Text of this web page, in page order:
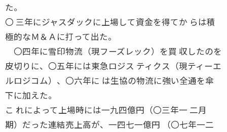
た。
〇 三年にジャスダックに上場して資金を得てか らは積
極的なＭ＆Ａに打って出た。
〇四年に雪印物流（現フーズレック）を買 収したのを
皮切りに、〇五年には東急ロジス ティクス（現ティーエ
ルロジコム）、〇六年に は生協の物流に強い全通を傘
下に加えた。
こ れによって上場時には一九四億円（〇三年一 二月
期）だった連結売上高が、一四七一億円 （〇七年一二